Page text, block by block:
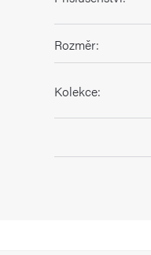
Rozměr:
Kolekce: